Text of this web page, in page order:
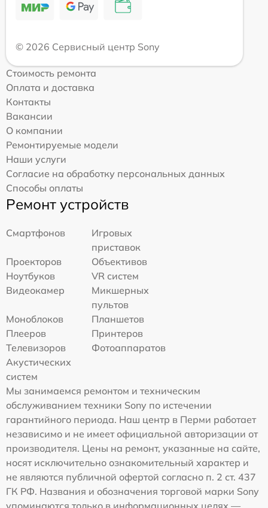
© 2026 Сервисный центр Sony
Стоимость ремонта
Оплата и доставка
Контакты
Вакансии
О компании
Ремонтируемые модели
Наши услуги
Согласие на обработку персональных данных
Способы оплаты
Ремонт устройств
Смартфонов
Игровых
приставок
Проекторов
Объективов
Ноутбуков
VR систем
Видеокамер
Микшерных
пультов
Моноблоков
Планшетов
Плееров
Принтеров
Телевизоров
Фотоаппаратов
Акустических
систем
Мы занимаемся ремонтом и техническим
обслуживанием техники Sony по истечении
гарантийного периода. Наш центр в Перми работает
независимо и не имеет официальной авторизации от
производителя. Цены на ремонт, указанные на сайте,
носят исключительно ознакомительный характер и
не являются публичной офертой согласно п. 2 ст. 437
ГК РФ. Названия и обозначения торговой марки Sony